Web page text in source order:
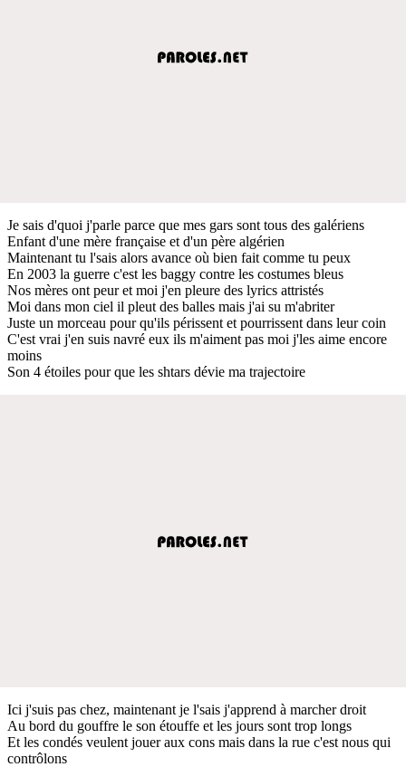
Je sais d'quoi j'parle parce que mes gars sont tous des galériens
Enfant d'une mère française et d'un père algérien
Maintenant tu l'sais alors avance où bien fait comme tu peux
En 2003 la guerre c'est les baggy contre les costumes bleus
Nos mères ont peur et moi j'en pleure des lyrics attristés
Moi dans mon ciel il pleut des balles mais j'ai su m'abriter
Juste un morceau pour qu'ils périssent et pourrissent dans leur coin
C'est vrai j'en suis navré eux ils m'aiment pas moi j'les aime encore
moins
Son 4 étoiles pour que les shtars dévie ma trajectoire
Ici j'suis pas chez, maintenant je l'sais j'apprend à marcher droit
Au bord du gouffre le son étouffe et les jours sont trop longs
Et les condés veulent jouer aux cons mais dans la rue c'est nous qui
contrôlons